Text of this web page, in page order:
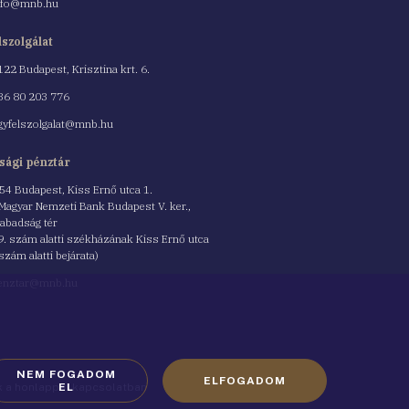
Budapest, Krisztina krt. 6.
80 203 776
pénztár
Budapest, Kiss Ernő utca 1.
Nemzeti Bank Budapest V. ker.,
tér
szám alatti székházának Kiss Ernő utca
alatti bejárata)
a honlappal kapcsolatban
NEM FOGADOM
EL
ELFOGADOM